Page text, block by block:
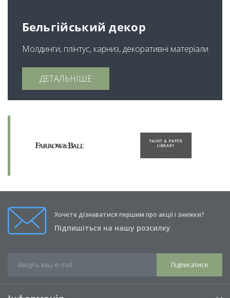
Бельгійський декор
Молдинги, плінтус, карниз, декоративні матеріали
ДЕТАЛЬНІШЕ
Хочете дізнаватися першим про акції і знижки?
Підпишіться на нашу розсилку
Підписатися